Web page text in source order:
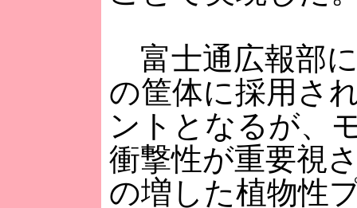
富士通広報部
の筐体に採用さ
ントとなるが、
衝撃性が重要視
の増した植物性